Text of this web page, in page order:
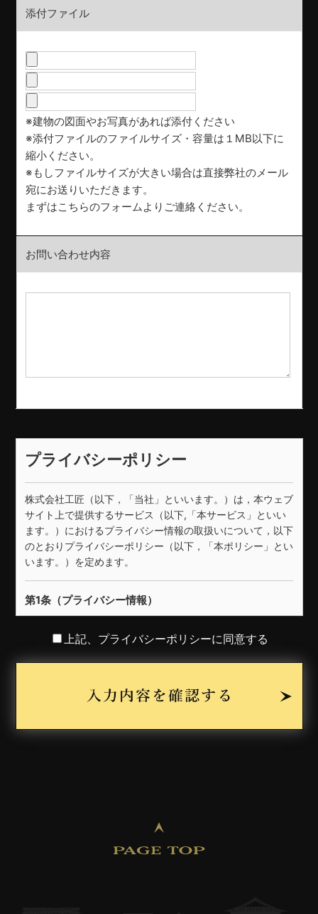
添付ファイル
※建物の図面やお写真があれば添付ください
※添付ファイルのファイルサイズ・容量は１MB以下に
縮小ください。
※もしファイルサイズが大きい場合は直接弊社のメール
宛にお送りいただきます。
まずはこちらのフォームよりご連絡ください。
お問い合わせ内容
プライバシーポリシー
株式会社工匠（以下，「当社」といいます。）は，本ウェブ
サイト上で提供するサービス（以下,「本サービス」といい
ます。）におけるプライバシー情報の取扱いについて，以下
のとおりプライバシーポリシー（以下，「本ポリシー」とい
います。）を定めます。
第1条（プライバシー情報）
プライバシー情報のうち「個人情報」とは，個人情報保護法
にいう「個人情報」を指すものとし，生存する個人に関する
情報であって，当該情報に含まれる氏名，生年月日，住所，
きる情報を指します。
上記に定める「個人情報」以外のものをいい，ご利用いただ
第２条（プライバシー情報の収集方法）
上記、プライバシーポリシーに同意する